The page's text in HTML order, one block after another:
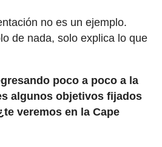
no es un ejemplo.
de nada, solo explica lo que
poco a poco a la
algunos objetivos fijados
veremos en la Cape